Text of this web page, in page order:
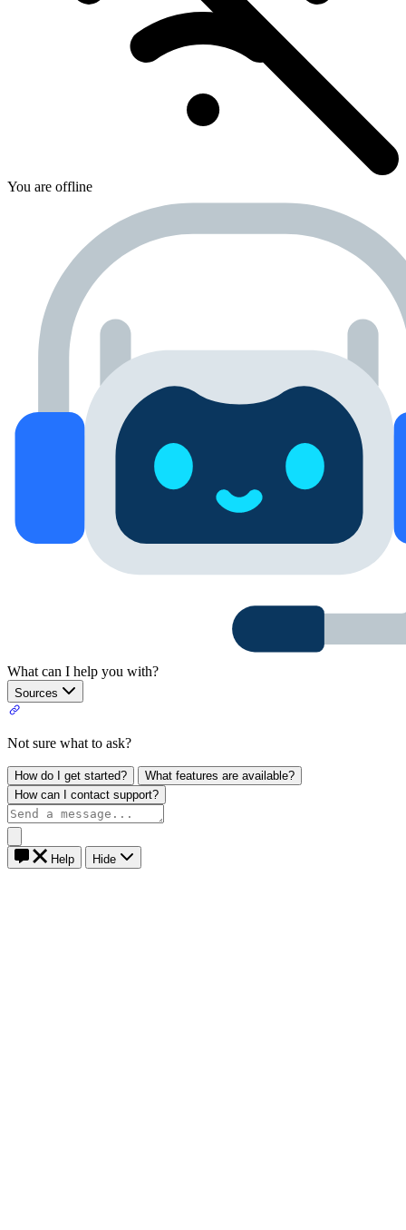
You are offline
What can I help you with?
Sources
Not sure what to ask?
How do I get started?
What features are available?
How can I contact support?
Help Hide